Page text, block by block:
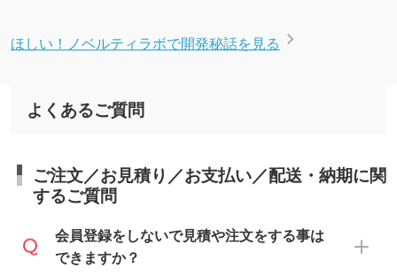
ほしい！ノベルティラボで開発秘話を見る
よくあるご質問
ご注文／お見積り／お支払い／配送・納期に関
するご質問
会員登録をしないで見積や注文をする事は
できますか？